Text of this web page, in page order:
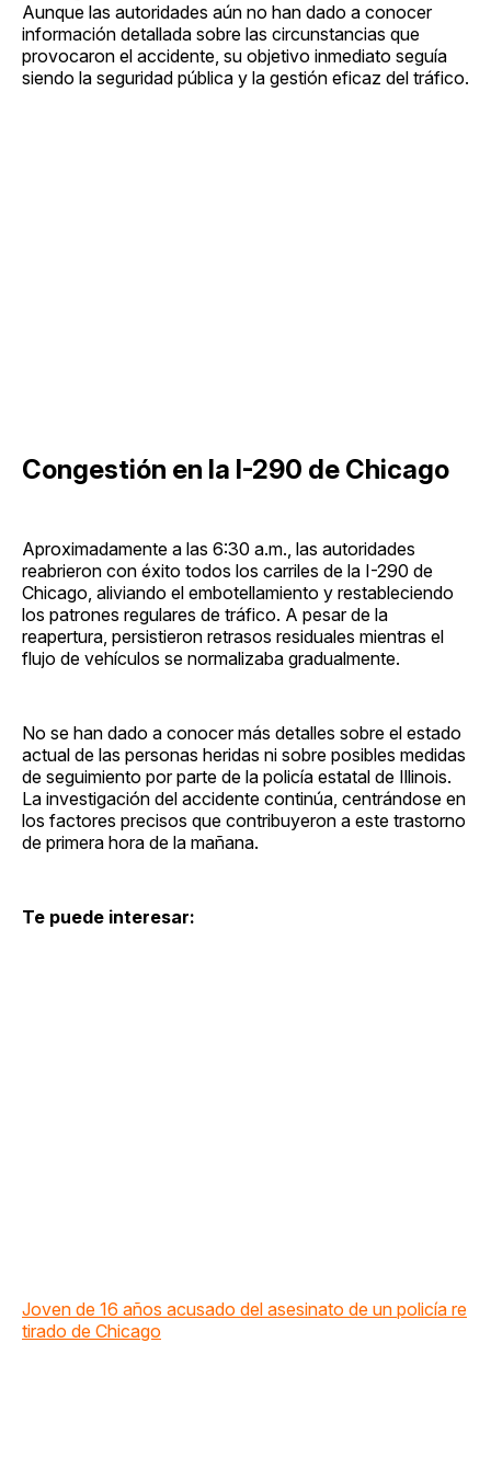
Aunque las autoridades aún no han dado a conocer
información detallada sobre las circunstancias que
provocaron el accidente, su objetivo inmediato seguía
siendo la seguridad pública y la gestión eficaz del tráfico.
Congestión en la I-290 de Chicago
Aproximadamente a las 6:30 a.m., las autoridades
reabrieron con éxito todos los carriles de la I-290 de
Chicago, aliviando el embotellamiento y restableciendo
los patrones regulares de tráfico. A pesar de la
reapertura, persistieron retrasos residuales mientras el
flujo de vehículos se normalizaba gradualmente.
No se han dado a conocer más detalles sobre el estado
actual de las personas heridas ni sobre posibles medidas
de seguimiento por parte de la policía estatal de Illinois.
La investigación del accidente continúa, centrándose en
los factores precisos que contribuyeron a este trastorno
de primera hora de la mañana.
Te puede interesar:
Joven de 16 años acusado del asesinato de un policía re
tirado de Chicago